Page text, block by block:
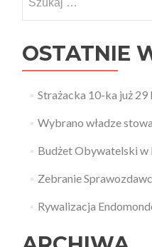
OSTATNIE
Strażacka 10-ka już
Wybrano władze
Budżet Obywatelski w
Zebranie
Rywalizacja